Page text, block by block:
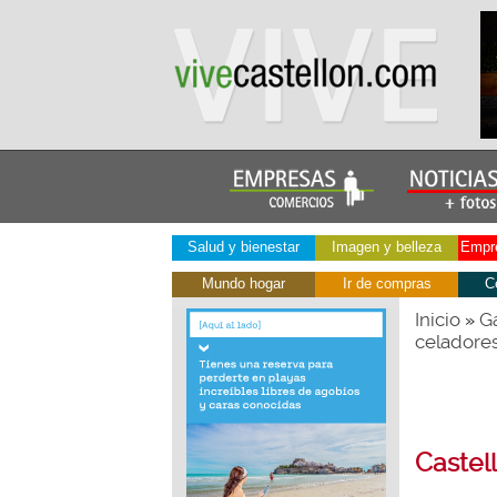
Salud y bienestar Imagen y belleza
Mundo hogar Ir de compras
Inicio»